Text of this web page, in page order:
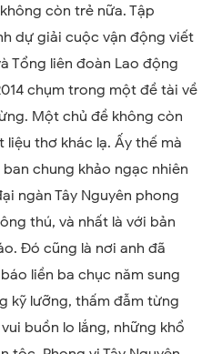
còn trẻ nữa. Tập
dự giải cuộc vận động viết
Tổng liên đoàn Lao động
chụm trong một đề tài về
Một chủ đề không còn
thơ khác lạ. Ấy thế mà
chung khảo ngạc nhiên
ngàn Tây Nguyên phong
thú, và nhất là với bản
Đó cũng là nơi anh đã
liền ba chục năm sung
kỹ lưỡng, thấm đẫm từng
buồn lo lắng, những khổ